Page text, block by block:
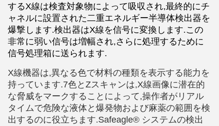
するX線は検査対象物によって吸収され,最終的にチ
ャネルに設置された二重エネルギー半導体検出器を
爆撃します.検出器はX線を信号に変換します.この
非常に弱い信号は増幅され,さらに処理するために
信号処理箱に送られます.
X線機器は,異なる色で材料の種類を表示する能力を
持っています.7色とZスキャンは,X線画像に潜在的
な脅威をマークすることによって,操作者がリアル
タイムで危険な液体と爆発物および麻薬の範囲を検
出するのに役立ちます.Safeagle® システムの検出